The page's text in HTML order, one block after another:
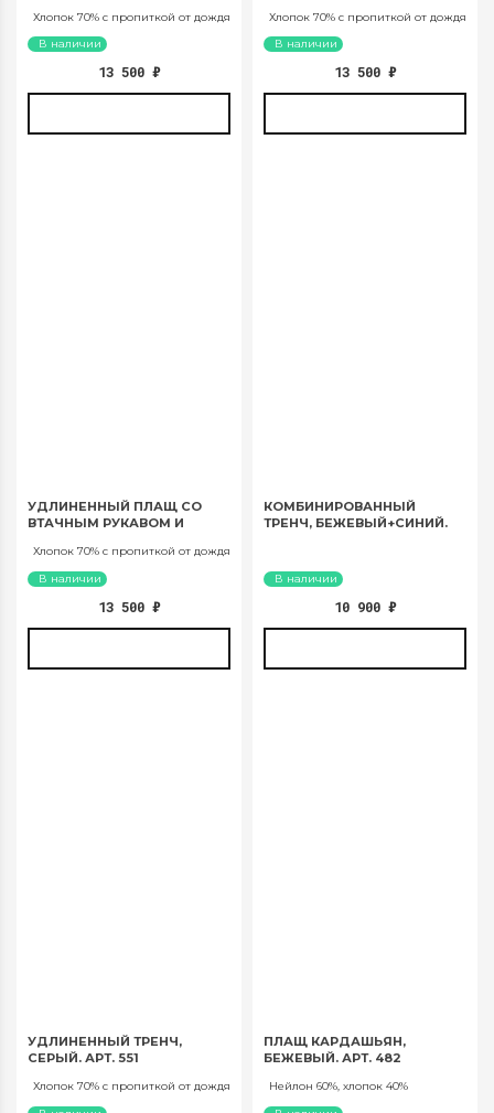
Хлопок 70% с пропиткой от дождя
В наличии
13 500 ₽
1035
Хлопок 70% с пропиткой от дождя
В наличии
13 500 ₽
УДЛИНЕННЫЙ ПЛАЩ СО
ВТАЧНЫМ РУКАВОМ И
БЕЖЕВЫЙ. АРТ. 1035
Хлопок 70% с пропиткой от дождя
В наличии
13 500 ₽
КОМБИНИРОВАННЫЙ
ТРЕНЧ, БЕЖЕВЫЙ+СИНИЙ.
В наличии
10 900 ₽
УДЛИНЕННЫЙ ТРЕНЧ,
СЕРЫЙ. АРТ. 551
Хлопок 70% с пропиткой от дождя
ПЛАЩ КАРДАШЬЯН,
БЕЖЕВЫЙ. АРТ. 482
Нейлон 60%, хлопок 40%